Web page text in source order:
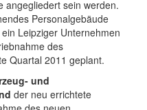
angegliedert sein werden.
Personalgebäude
Leipziger Unternehmen
des
Quartal 2011 geplant.
und
der neu errichtete